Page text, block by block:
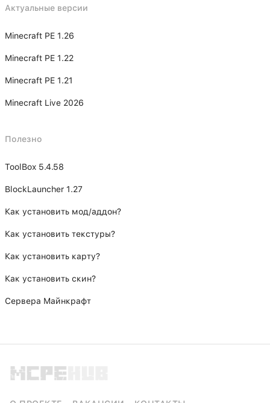
Актуальные версии
Minecraft PE 1.26
Minecraft PE 1.22
Minecraft PE 1.21
Minecraft Live 2026
Полезно
ToolBox 5.4.58
BlockLauncher 1.27
Как установить мод/аддон?
Как установить текстуры?
Как установить карту?
Как установить скин?
Сервера Майнкрафт